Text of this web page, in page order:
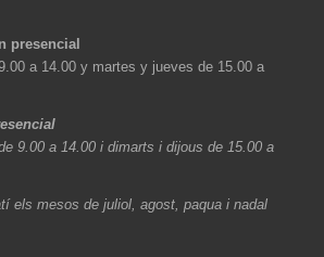
presencial
a 14.00 y martes y jueves de 15.00 a
9.00 a 14.00 i dimarts i dijous de 15.00 a
els mesos de juliol, agost, paqua i nadal